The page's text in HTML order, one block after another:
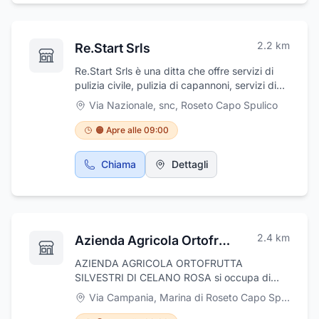
Re.Start Srls 2.2 km
Re.Start Srls è una ditta che offre servizi di
pulizia civile, pulizia di capannoni, servizi di
pulizia industriale, pulizia di condomini e
appartamenti. Puliamo scale e disinfestiamo
locali, ma anche capannoni industriali, uffici e
case private. La nostra impresa di pulizia si
trova a Roseto Capo Spulico in Via Nazionale
snc.
Via Nazionale, snc, Roseto Capo Spulico
🟠 Apre alle 09:00
Chiama Dettagli
Azienda Agricola Ortofrutta Silvestri 2.4 km
AZIENDA AGRICOLA ORTOFRUTTA
SILVESTRI DI CELANO ROSA si occupa di
vendita al dettaglio e all'ingrosso di frutta
fresca, primizie, verdura e prodotti locali.
Via Campania, Marina di Roseto Capo Spulico